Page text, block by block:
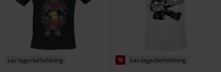
Lav lagerbeholdning % Lav lagerbeholdning